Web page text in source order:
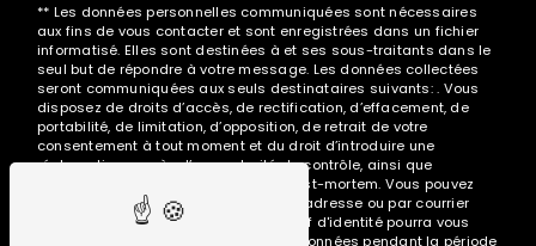
** Les données personnelles communiquées sont nécessaires
aux fins de vous contacter et sont enregistrées dans un fichier
informatisé. Elles sont destinées à et ses sous-traitants dans le
seul but de répondre à votre message. Les données collectées
seront communiquées aux seuls destinataires suivants: . Vous
disposez de droits d’accès, de rectification, d’effacement, de
portabilité, de limitation, d’opposition, de retrait de votre
consentement à tout moment et du droit d’introduire une
réclamation auprès d’une autorité de contrôle, ainsi que
d’organiser le sort de vos données post-mortem. Vous pouvez
exercer ces droits par voie postale à l'adresse ou par courrier
électronique à l'adresse . Un justificatif d'identité pourra vous
être demandé. Nous conservons vos données pendant la période